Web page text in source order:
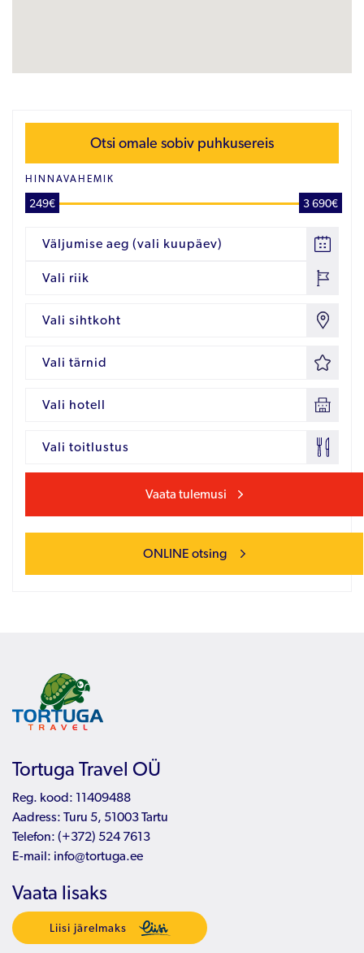
Otsi omale sobiv puhkusereis
HINNAVAHEMIK
249€ 3 690€
Väljumise aeg (vali kuupäev)
Vali riik
Vali sihtkoht
Vali tärnid
Vali hotell
Vali toitlustus
Vaata tulemusi
ONLINE otsing
Tortuga Travel OÜ
Reg. kood: 11409488
Aadress: Turu 5, 51003 Tartu
Telefon: (+372) 524 7613
E-mail: info@tortuga.ee
Vaata lisaks
Liisi järelmaks